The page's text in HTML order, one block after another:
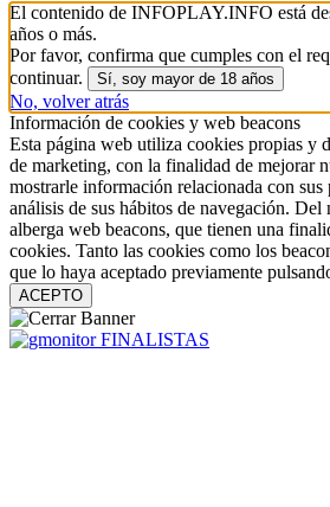
El contenido de INFOPLAY.INFO está
años o más.
Por favor, confirma que cumples con el
continuar.
Sí, soy mayor de 18 años
No, volver atrás
Información de cookies y web beacons
Esta página web utiliza cookies propias y
de marketing, con la finalidad de mejorar
mostrarle información relacionada con sus
análisis de sus hábitos de navegación. Del
alberga web beacons, que tienen una
cookies. Tanto las cookies como los
que lo haya aceptado previamente
ACEPTO